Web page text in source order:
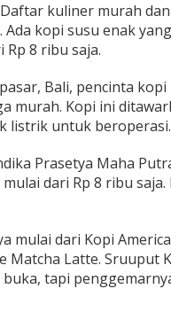
kuliner murah dan
kopi susu enak
8 ribu saja.
Bali, pencinta
murah. Kopi ini
listrik untuk beroperasi.
Prasetya Maha
dari Rp 8 ribu
mulai dari Kopi
Matcha Latte. Sruuput
tapi